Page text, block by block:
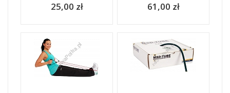
25,00 zł 61,00 zł